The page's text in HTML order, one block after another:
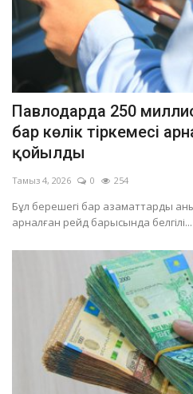
Павлодарда 250
бар көлік тіркемесі
қойылды
Тамыз 4, 2026 0 254
Бұл берешегі бар азаматтарды
арналған рейд барысында белгілі...